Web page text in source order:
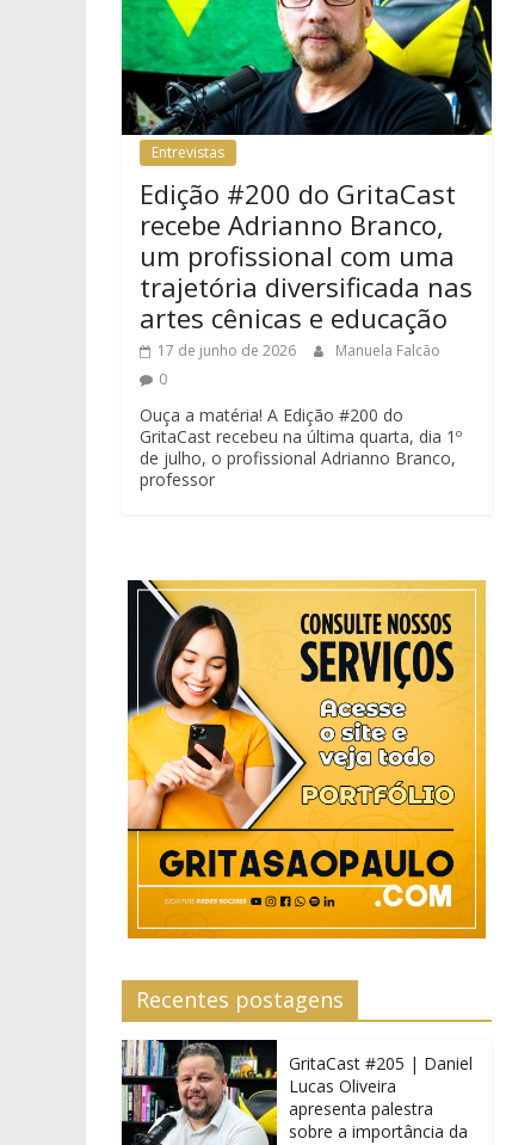
Entrevistas
Edição #200 do GritaCast
recebe Adrianno Branco,
um profissional com uma
trajetória diversificada nas
artes cênicas e educação
17 de junho de 2026
Manuela Falcão
0
Ouça a matéria! A Edição #200 do
GritaCast recebeu na última quarta, dia 1º
de julho, o profissional Adrianno Branco,
professor
Recentes postagens
GritaCast #205 | Daniel
Lucas Oliveira
apresenta palestra
sobre a importância da